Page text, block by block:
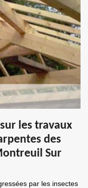
les travaux
des
Sur
par les insectes